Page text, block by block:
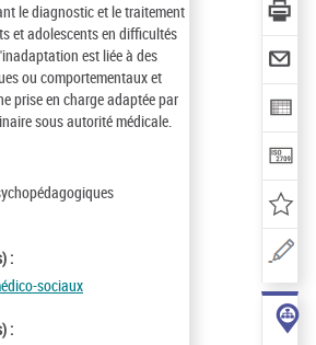
le diagnostic et le traitement
et adolescents en difficultés
est liée à des
ou comportementaux et
prise en charge adaptée par
sous autorité médicale.
:
sociaux
: